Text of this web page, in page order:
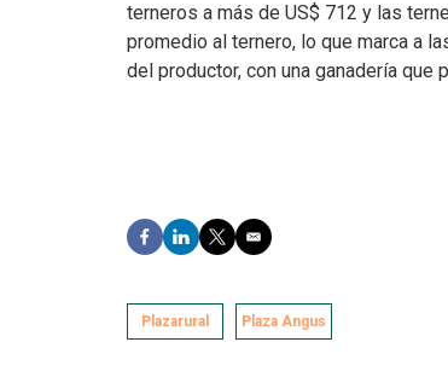
terneros a más de US$ 712 y las
promedio al ternero, lo que marca a
del productor, con una ganadería que
F
a
e
b
L
i
k
e
T
w
t
E
m
i
l
Plazarural Plaza Angus